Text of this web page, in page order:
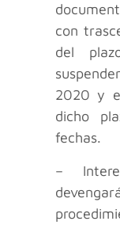
con
del
2020 y
dicho
fechas.
–